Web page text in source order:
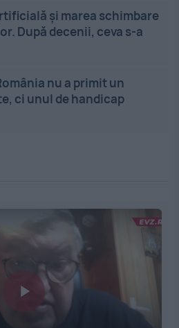
și marea schimbare
După decenii, ceva s-a
nu a primit un
ci unul de handicap